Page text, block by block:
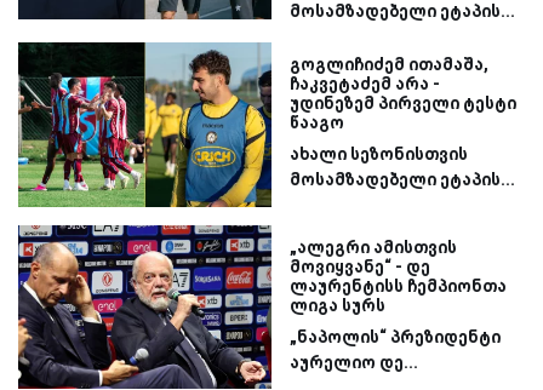
მოსამზადებელი ეტაპის...
გოგლიჩიძემ ითამაშა,
ჩაკვეტაძემ არა -
უდინეზემ პირველი ტესტი
წააგო
ახალი სეზონისთვის
მოსამზადებელი ეტაპის...
„ალეგრი ამისთვის
მოვიყვანე“ - დე
ლაურენტისს ჩემპიონთა
ლიგა სურს
„ნაპოლის“ პრეზიდენტი
აურელიო დე...